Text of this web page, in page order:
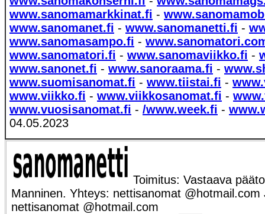
www.sanomamarkkinat.fi -
www.sanomanet.fi - www.sanomanetti.fi -
www.sanomasampo.fi -
www.sanomatori.fi - www.sanomaviikko.fi -
www.sanonet.fi - www.sanoraama.fi -
www.suomisanomat.fi - www.tiistai.fi -
www.viikko.fi - www.viikkosanomat.fi -
www.vuosisanomat.fi - /www.week.fi -
04.05.2023
Toimitus: Vastaava
Manninen. Yhteys: nettisanomat @hotmail.com
nettisanomat @hotmail.com